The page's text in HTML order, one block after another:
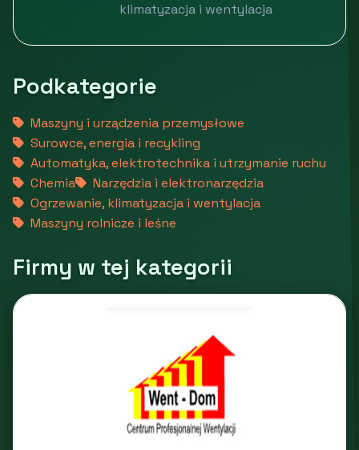
klimatyzacja i wentylacja
Podkategorie
Maszyny i urządzenia przemysłowe
Surowce, energia i recykling
Automatyka, elektrotechnika i utrzymanie ruchu
Chemia
Narzędzia i elektronarzędzia
Ogrzewanie, klimatyzacja i wentylacja
Maszyny rolnicze i leśne
Firmy w tej kategorii